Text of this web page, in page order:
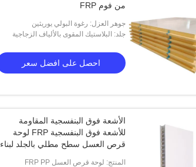
من فوم FRP
جوهر العزل: رغوة البولي يوريثين
جلد: البلاستيك المقوى بالألياف الزجاجية
احصل على افضل سعر
الأشعة فوق البنفسجية المقاومة
للأشعة فوق البنفسجية FRP لوحة
قرص العسل سطح مطلي بالجلد لبناء
المنتج: لوحة قرص العسل FRP PP